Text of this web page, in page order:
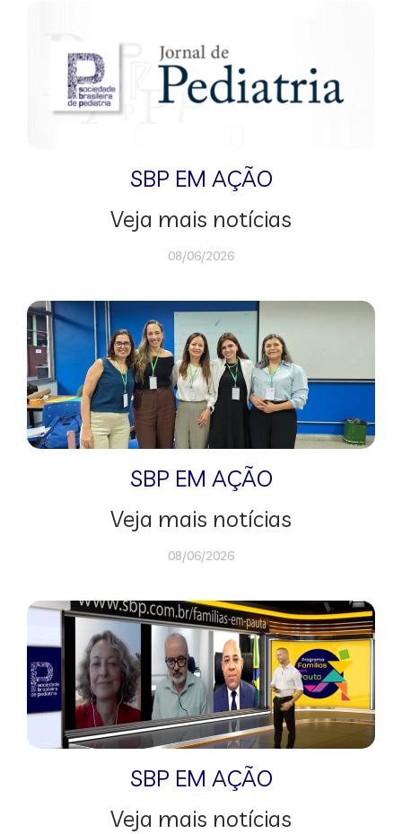
SBP EM AÇÃO
Veja mais notícias
08/06/2026
SBP EM AÇÃO
Veja mais notícias
08/06/2026
SBP EM AÇÃO
Veja mais notícias